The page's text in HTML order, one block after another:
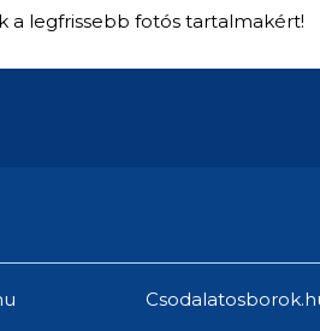
a legfrissebb fotós tartalmakért!